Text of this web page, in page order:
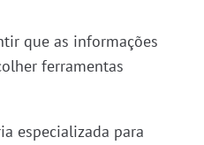
que as informações
ferramentas
especializada para